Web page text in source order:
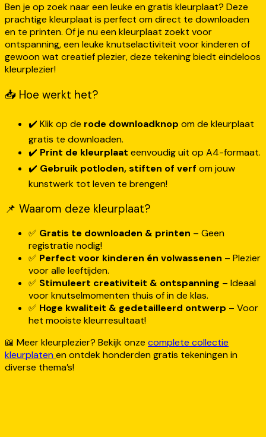
Ben je op zoek naar een leuke en gratis kleurplaat? Deze
prachtige kleurplaat is perfect om direct te downloaden
en te printen. Of je nu een kleurplaat zoekt voor
ontspanning, een leuke knutselactiviteit voor kinderen of
gewoon wat creatief plezier, deze tekening biedt eindeloos
kleurplezier!
📥 Hoe werkt het?
✔️ Klik op de rode downloadknop om de kleurplaat
gratis te downloaden.
✔️ Print de kleurplaat eenvoudig uit op A4-formaat.
✔️ Gebruik potloden, stiften of verf om jouw
kunstwerk tot leven te brengen!
📌 Waarom deze kleurplaat?
✅ Gratis te downloaden & printen – Geen
registratie nodig!
✅ Perfect voor kinderen én volwassenen – Plezier
voor alle leeftijden.
✅ Stimuleert creativiteit & ontspanning – Ideaal
voor knutselmomenten thuis of in de klas.
✅ Hoge kwaliteit & gedetailleerd ontwerp – Voor
het mooiste kleurresultaat!
📖 Meer kleurplezier? Bekijk onze complete collectie
kleurplatenen ontdek honderden gratis tekeningen in
diverse thema’s!